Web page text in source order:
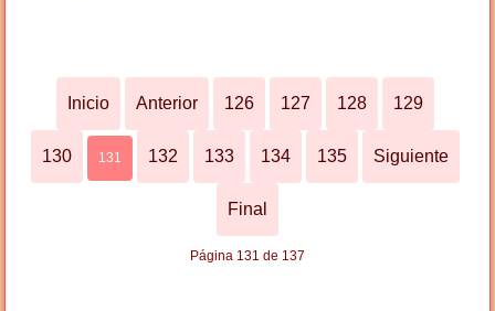
Inicio Anterior 126 127 128 129
130 131 132 133 134 135 Siguiente
Final
Página 131 de 137